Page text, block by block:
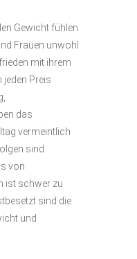
Gewicht fühlen
Frauen unwohl
mit ihrem
jeden Preis
das
vermeintlich
sind
von
ist schwer zu
sind die
und